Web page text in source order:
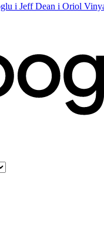
i Jeff Dean i Oriol